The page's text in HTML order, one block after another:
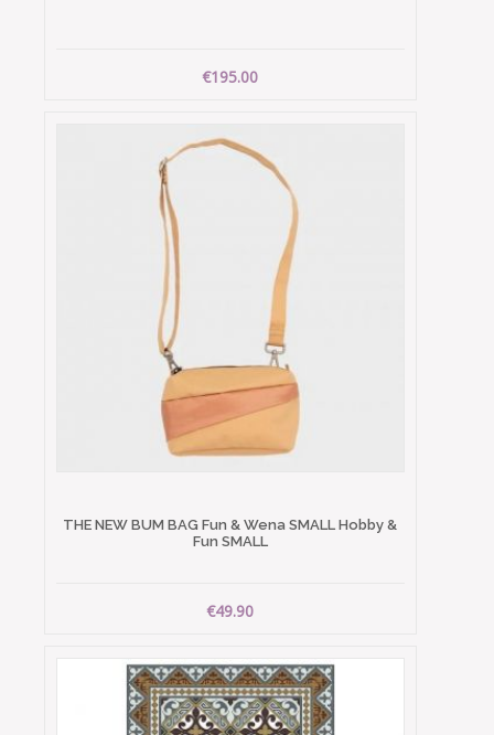
€195.00
THE NEW BUM BAG Fun & Wena SMALL Hobby &
Fun SMALL
€49.90